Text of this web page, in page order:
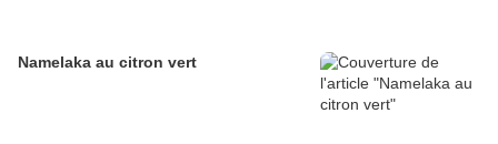
Namelaka au citron vert